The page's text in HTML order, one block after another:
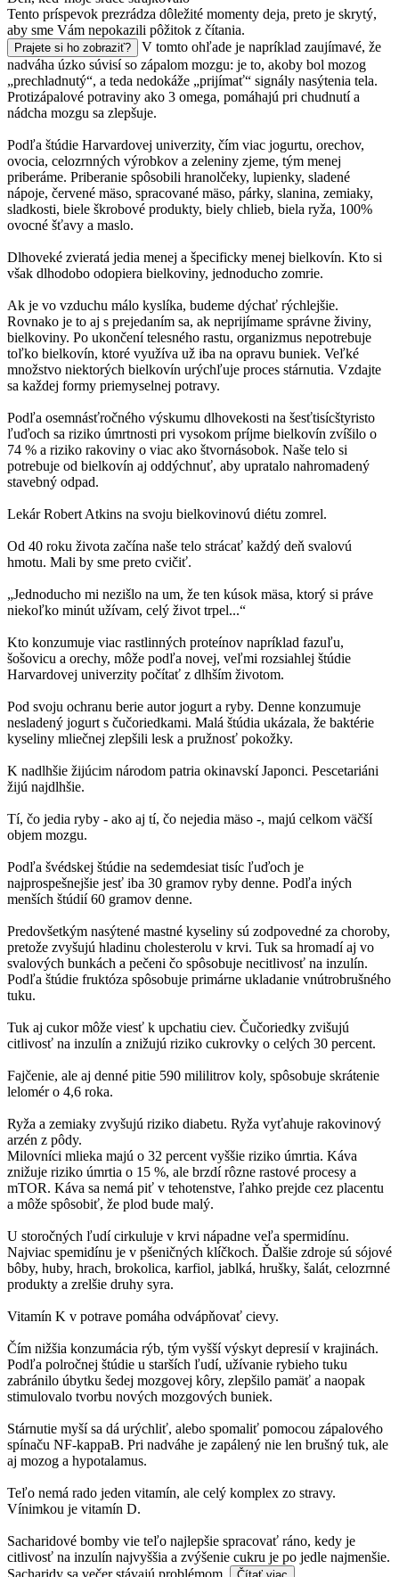
Tento príspevok prezrádza dôležité momenty deja, preto je skrytý,
aby sme Vám nepokazili pôžitok z čítania.
Prajete si ho zobraziť?
V tomto ohľade je napríklad zaujímavé, že
nadváha úzko súvisí so zápalom mozgu: je to, akoby bol mozog
„prechladnutý“, a teda nedokáže „prijímať“ signály nasýtenia tela.
Protizápalové potraviny ako 3 omega, pomáhajú pri chudnutí a
nádcha mozgu sa zlepšuje.
Podľa štúdie Harvardovej univerzity, čím viac jogurtu, orechov,
ovocia, celozrnných výrobkov a zeleniny zjeme, tým menej
priberáme. Priberanie spôsobili hranolčeky, lupienky, sladené
nápoje, červené mäso, spracované mäso, párky, slanina, zemiaky,
sladkosti, biele škrobové produkty, biely chlieb, biela ryža, 100%
ovocné šťavy a maslo.
Dlhoveké zvieratá jedia menej a špecificky menej bielkovín. Kto si
však dlhodobo odopiera bielkoviny, jednoducho zomrie.
Ak je vo vzduchu málo kyslíka, budeme dýchať rýchlejšie.
Rovnako je to aj s prejedaním sa, ak neprijímame správne živiny,
bielkoviny. Po ukončení telesného rastu, organizmus nepotrebuje
toľko bielkovín, ktoré využíva už iba na opravu buniek. Veľké
množstvo niektorých bielkovín urýchľuje proces stárnutia. Vzdajte
sa každej formy priemyselnej potravy.
Podľa osemnásťročného výskumu dlhovekosti na šesťtisícštyristo
ľuďoch sa riziko úmrtnosti pri vysokom príjme bielkovín zvíšilo o
74 % a riziko rakoviny o viac ako štvornásobok. Naše telo si
potrebuje od bielkovín aj oddýchnuť, aby upratalo nahromadený
stavebný odpad.
Lekár Robert Atkins na svoju bielkovinovú diétu zomrel.
Od 40 roku života začína naše telo strácať každý deň svalovú
hmotu. Mali by sme preto cvičiť.
„Jednoducho mi nezišlo na um, že ten kúsok mäsa, ktorý si práve
niekoľko minút užívam, celý život trpel...“
Kto konzumuje viac rastlinných proteínov napríklad fazuľu,
šošovicu a orechy, môže podľa novej, veľmi rozsiahlej štúdie
Harvardovej univerzity počítať z dlhším životom.
Pod svoju ochranu berie autor jogurt a ryby. Denne konzumuje
nesladený jogurt s čučoriedkami. Malá štúdia ukázala, že baktérie
kyseliny mliečnej zlepšili lesk a pružnosť pokožky.
K nadlhšie žijúcim národom patria okinavskí Japonci. Pescetariáni
žijú najdlhšie.
Tí, čo jedia ryby - ako aj tí, čo nejedia mäso -, majú celkom väčší
objem mozgu.
Podľa švédskej štúdie na sedemdesiat tisíc ľuďoch je
najprospešnejšie jesť iba 30 gramov ryby denne. Podľa iných
menších štúdií 60 gramov denne.
Predovšetkým nasýtené mastné kyseliny sú zodpovedné za choroby,
pretože zvyšujú hladinu cholesterolu v krvi. Tuk sa hromadí aj vo
svalových bunkách a pečeni čo spôsobuje necitlivosť na inzulín.
Podľa štúdie fruktóza spôsobuje primárne ukladanie vnútrobrušného
tuku.
Tuk aj cukor môže viesť k upchatiu ciev. Čučoriedky zvišujú
citlivosť na inzulín a znižujú riziko cukrovky o celých 30 percent.
Fajčenie, ale aj denné pitie 590 mililitrov koly, spôsobuje skrátenie
lelomér o 4,6 roka.
Ryža a zemiaky zvyšujú riziko diabetu. Ryža vyťahuje rakovinový
arzén z pôdy.
Milovníci mlieka majú o 32 percent vyššie riziko úmrtia. Káva
znižuje riziko úmrtia o 15 %, ale brzdí rôzne rastové procesy a
mTOR. Káva sa nemá piť v tehotenstve, ľahko prejde cez placentu
a môže spôsobiť, že plod bude malý.
U storočných ľudí cirkuluje v krvi nápadne veľa spermidínu.
Najviac spemidínu je v pšeničných klíčkoch. Ďalšie zdroje sú sójové
bôby, huby, hrach, brokolica, karfiol, jablká, hrušky, šalát, celozrnné
produkty a zrelšie druhy syra.
Vitamín K v potrave pomáha odvápňovať cievy.
Čím nižšia konzumácia rýb, tým vyšší výskyt depresií v krajinách.
Podľa polročnej štúdie u starších ľudí, užívanie rybieho tuku
zabránilo úbytku šedej mozgovej kôry, zlepšilo pamäť a naopak
stimulovalo tvorbu nových mozgových buniek.
Stárnutie myší sa dá urýchliť, alebo spomaliť pomocou zápalového
spínaču NF-kappaB. Pri nadváhe je zapálený nie len brušný tuk, ale
aj mozog a hypotalamus.
Teľo nemá rado jeden vitamín, ale celý komplex zo stravy.
Vínimkou je vitamín D.
Sacharidové bomby vie teľo najlepšie spracovať ráno, kedy je
citlivosť na inzulín najvyššia a zvýšenie cukru je po jedle najmenšie.
Sacharidy sa večer stávajú problémom.